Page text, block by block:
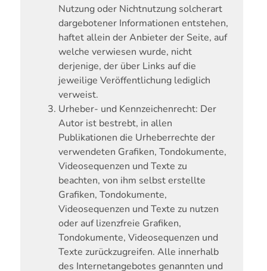
Nutzung oder Nichtnutzung solcherart
dargebotener Informationen entstehen,
haftet allein der Anbieter der Seite, auf
welche verwiesen wurde, nicht
derjenige, der über Links auf die
jeweilige Veröffentlichung lediglich
verweist.
Urheber- und Kennzeichenrecht: Der
Autor ist bestrebt, in allen
Publikationen die Urheberrechte der
verwendeten Grafiken, Tondokumente,
Videosequenzen und Texte zu
beachten, von ihm selbst erstellte
Grafiken, Tondokumente,
Videosequenzen und Texte zu nutzen
oder auf lizenzfreie Grafiken,
Tondokumente, Videosequenzen und
Texte zurückzugreifen. Alle innerhalb
des Internetangebotes genannten und